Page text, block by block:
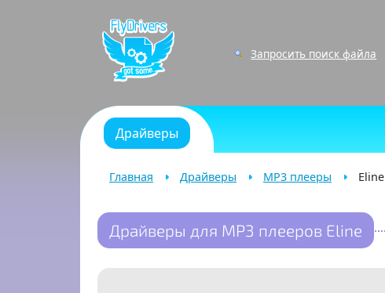
Запросить поиск файла
Драйверы
Главная Драйверы MP3 плееры Eline
Драйверы для MP3 плееров Eline